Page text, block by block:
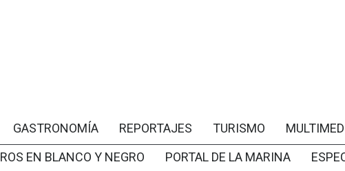
GASTRONOMÍA REPORTAJES TURISMO
EN BLANCO Y NEGRO PORTAL DE LA MARINA